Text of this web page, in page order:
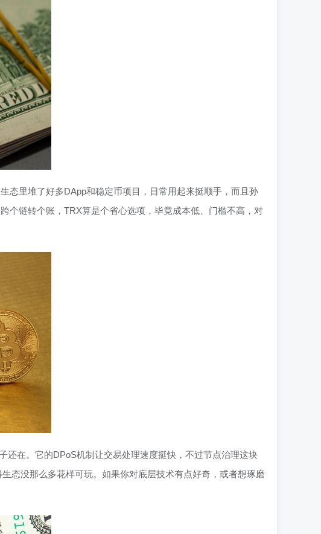
态里堆了好多DApp和稳定币项目，日常用起来挺顺手，而且孙
链转个账，TRX算是个省心选项，毕竟成本低、门槛不高，对
还在。它的DPoS机制让交易处理速度挺快，不过节点治理这块
态没那么多花样可玩。如果你对底层技术有点好奇，或者想琢磨